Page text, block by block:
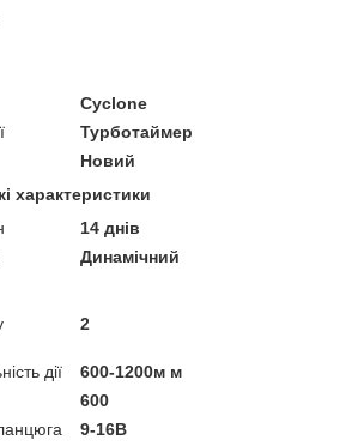
Cyclone
Турботаймер
Новий
характеристики
14 днів
Динамічний
2
дії
600-1200м м
600
9-16В